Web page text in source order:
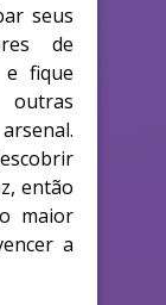
seus
de
e fique
outras
então
maior
a